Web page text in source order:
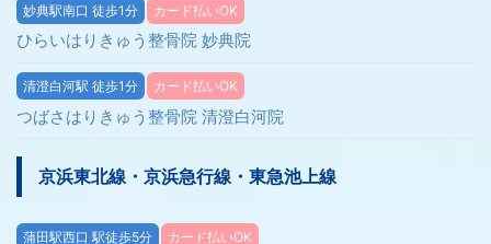
妙典駅南口 徒歩1分 カード払いOK
ひらいはりきゅう整骨院 妙典院
清澄白河駅 徒歩1分 カード払いOK
つばさはりきゅう整骨院 清澄白河院
京浜東北線・京浜急行線・東急池上線
蒲田駅西口 駅徒歩5分 カード払いOK